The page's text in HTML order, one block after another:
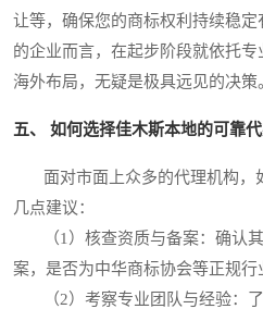
让等，确保您的商标权利持续稳
的企业而言，在起步阶段就依托
海外布局，无疑是极具远见的决策
五、 如何选择佳木斯本地的可靠代
面对市面上众多的代理机构，
几点建议：
（1）核查资质与备案：确认其
案，是否为中华商标协会等正规行
（2）考察专业团队与经验：了